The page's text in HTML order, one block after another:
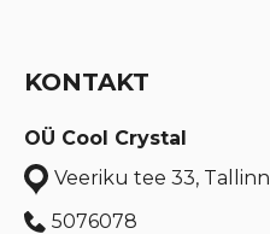
KONTAKT
OÜ Cool Crystal
Veeriku tee 33, Tallinn
5076078